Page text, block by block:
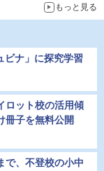
もっと見る
ビナ」に探究学習
ロット校の活用傾
冊子を無料公開
で、不登校の小中